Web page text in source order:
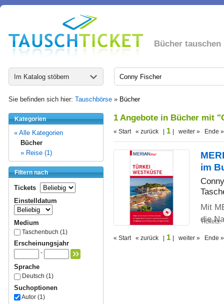
Bücher tauschen
Im Katalog stöbern
Sie befinden sich hier: Tauschbörse » Bücher
Kategorien
« Alle Kategorien
Bücher
» Reise (1)
Filtern nach
Tickets
Einstelldatum
Medium
Taschenbuch (1)
Erscheinungsjahr
-
Sprache
Deutsch (1)
Suchoptionen
Autor (1)
1 Angebote in Bücher mit
« Start « zurück | 1 | weiter » Ende »
im
Mit
die
Tickets:
« Start « zurück | 1 | weiter » Ende »